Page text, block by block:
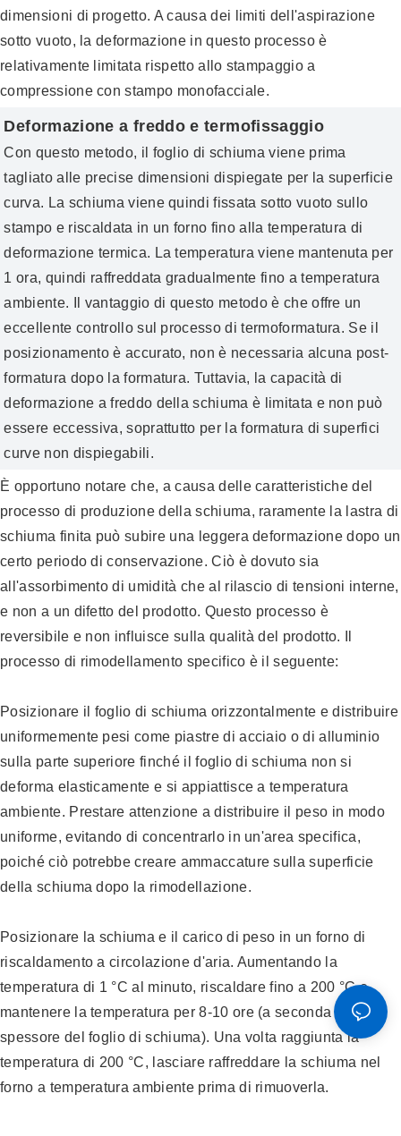
dimensioni di progetto. A causa dei limiti dell'aspirazione
sotto vuoto, la deformazione in questo processo è
relativamente limitata rispetto allo stampaggio a
compressione con stampo monofacciale.
Deformazione a freddo e termofissaggio
Con questo metodo, il foglio di schiuma viene prima
tagliato alle precise dimensioni dispiegate per la superficie
curva. La schiuma viene quindi fissata sotto vuoto sullo
stampo e riscaldata in un forno fino alla temperatura di
deformazione termica. La temperatura viene mantenuta per
1 ora, quindi raffreddata gradualmente fino a temperatura
ambiente. Il vantaggio di questo metodo è che offre un
eccellente controllo sul processo di termoformatura. Se il
posizionamento è accurato, non è necessaria alcuna post-
formatura dopo la formatura. Tuttavia, la capacità di
deformazione a freddo della schiuma è limitata e non può
essere eccessiva, soprattutto per la formatura di superfici
curve non dispiegabili.
È opportuno notare che, a causa delle caratteristiche del
processo di produzione della schiuma, raramente la lastra di
schiuma finita può subire una leggera deformazione dopo un
certo periodo di conservazione. Ciò è dovuto sia
all'assorbimento di umidità che al rilascio di tensioni interne,
e non a un difetto del prodotto. Questo processo è
reversibile e non influisce sulla qualità del prodotto. Il
processo di rimodellamento specifico è il seguente:
Posizionare il foglio di schiuma orizzontalmente e distribuire
uniformemente pesi come piastre di acciaio o di alluminio
sulla parte superiore finché il foglio di schiuma non si
deforma elasticamente e si appiattisce a temperatura
ambiente. Prestare attenzione a distribuire il peso in modo
uniforme, evitando di concentrarlo in un'area specifica,
poiché ciò potrebbe creare ammaccature sulla superficie
della schiuma dopo la rimodellazione.
Posizionare la schiuma e il carico di peso in un forno di
riscaldamento a circolazione d'aria. Aumentando la
temperatura di 1 °C al minuto, riscaldare fino a 200 °C e
mantenere la temperatura per 8-10 ore (a seconda dello
spessore del foglio di schiuma). Una volta raggiunta la
temperatura di 200 °C, lasciare raffreddare la schiuma nel
forno a temperatura ambiente prima di rimuoverla.